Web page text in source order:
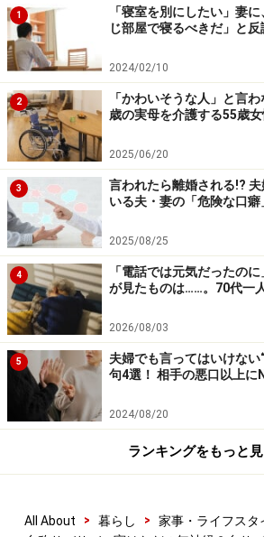
つけるという手法です。でも、性格
こととデリカシーがないことは、全
また「サバサバ」を自称する人の中
振りまくことで、他人の価値を貶め
す。これは心理学で
手法で、自分の立場を守りながら周
妙に人を貶める印象操作術です。「
にしないから」と「サバサバ」を自
手の話を聞き出し、個人情報を握る
ピュレーションの常套手段です。こ
れてうっかり気を許し、大事なこと
握られないように注意したいものです
マニピュレーションは無意識的に行
やっている本人は自分の言葉の暴力
ていません。ですが、マニピュレー
「自サバ」な人とストレス
1
「寝室を別にしたい」妻
じ部屋で寝るべきだ」と
2024/02/10
2
「かわいそうな人」と言
歳の実母を介護する55歳女
2025/06/20
3
言われたら離婚される!?
いる夫・妻の「危険な口癖
2025/08/25
4
「電話では元気だったの
が見たものは……。70代一
2026/08/03
5
夫婦でも言ってはいけな
句4選！ 相手の悪口以上に
2024/08/20
ランキングをもっと
All About > 暮らし > 家事・ライフスタ